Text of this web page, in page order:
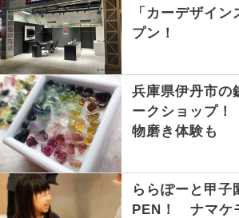
「カーデザイ
プン！
兵庫県伊丹市の
ークショップ
物磨き体験も
ららぽーと甲子
PEN！ ナマケ